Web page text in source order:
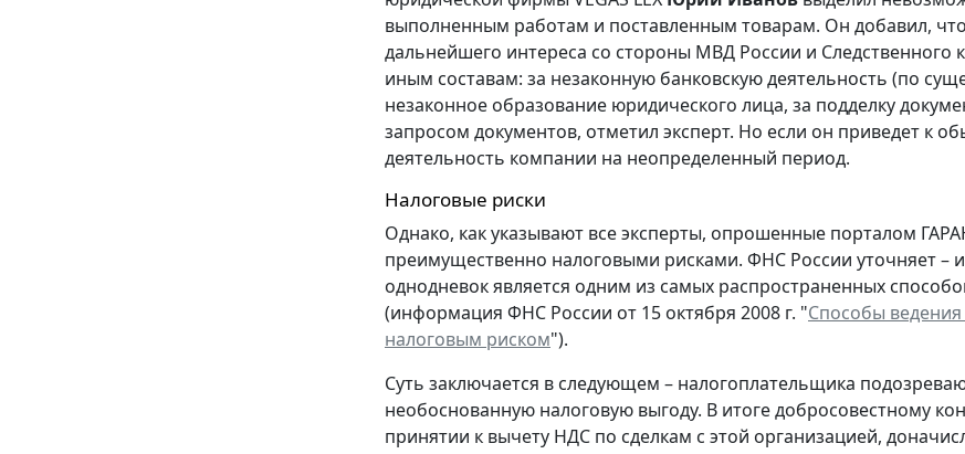
выполненным работам и поставленным товарам. Он добавил,
дальнейшего интереса со стороны МВД России и Следственного
иным составам: за незаконную банковскую деятельность (по
незаконное образование юридического лица, за подделку
запросом документов, отметил эксперт. Но если он приведет к
деятельность компании на неопределенный период.
Налоговые риски
Однако, как указывают все эксперты, опрошенные порталом
преимущественно налоговыми рисками. ФНС России уточняет –
однодневок является одним из самых распространенных
(информация ФНС России от 15 октября 2008 г. "Способы
налоговым риском").
Суть заключается в следующем – налогоплательщика
необоснованную налоговую выгоду. В итоге добросовестному
принятии к вычету НДС по сделкам с этой организацией,